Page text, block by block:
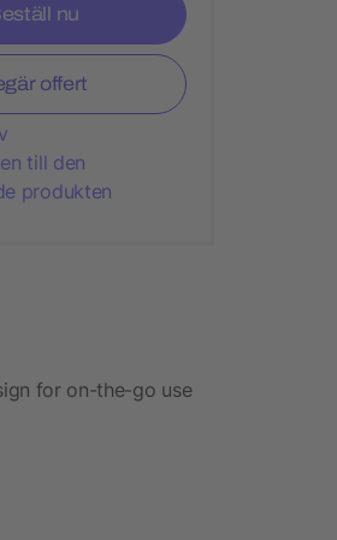
nu
offert
till den
produkten
for on-the-go use